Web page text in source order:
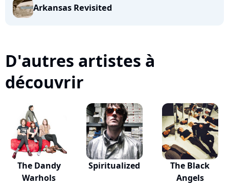
Arkansas Revisited
D'autres artistes à
découvrir
The Dandy
Warhols
Spiritualized
The Black
Angels